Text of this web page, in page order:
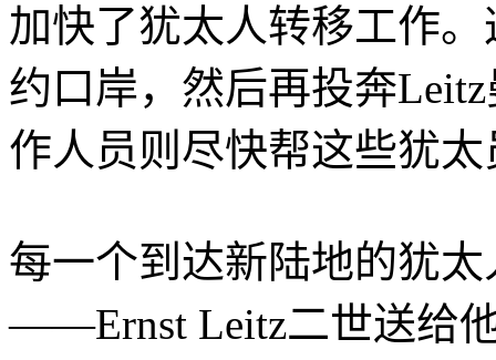
加快了犹太人转移工作
约口岸，然后再投奔
作人员则尽快帮这些犹
每一个到达新陆地的犹
——Ernst Leitz二世送给